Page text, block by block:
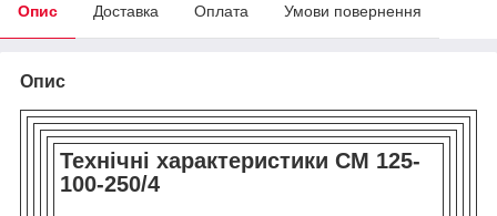
Опис Доставка Оплата Умови повернення
Опис
Технічні характеристики СМ 125-
100-250/4